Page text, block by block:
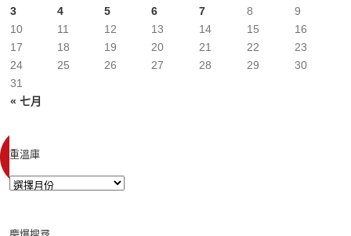
« 七月
3
4 5 6 7 8
9
10
11 12 13 14 15
16
17
18 19 20 21 22
23
24
25 26 27 28 29
30
31
重溫庫